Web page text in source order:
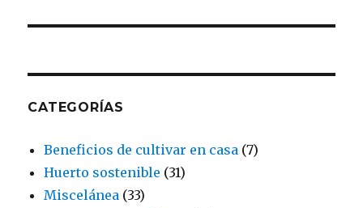
CATEGORÍAS
Beneficios de cultivar en casa (7)
Huerto sostenible (31)
Miscelánea (33)